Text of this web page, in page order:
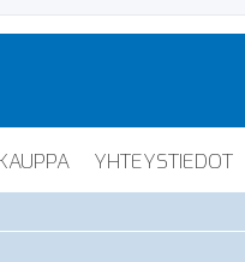
YHTEYSTIEDOT